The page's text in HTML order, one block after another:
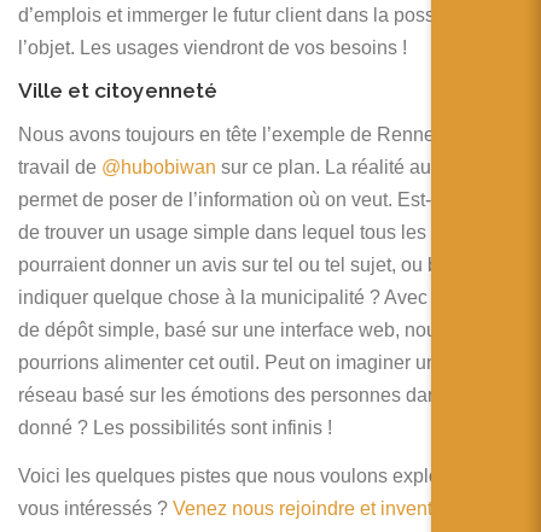
d’emplois et immerger le futur client dans la possession de
l’objet. Les usages viendront de vos besoins !
Ville et citoyenneté
Nous avons toujours en tête l’exemple de Rennes et le
travail de @hubobiwan sur ce plan. La réalité augmentée
permet de poser de l’information où on veut. Est-il possible
de trouver un usage simple dans lequel tous les citoyens
pourraient donner un avis sur tel ou tel sujet, ou bien
indiquer quelque chose à la municipalité ? Avec un moyen
de dépôt simple, basé sur une interface web, nous
pourrions alimenter cet outil. Peut on imaginer une sorte de
réseau basé sur les émotions des personnes dans un lien
donné ? Les possibilités sont infinis !
Voici les quelques pistes que nous voulons explorer. Êtes
vous intéressés ? Venez nous rejoindre et inventer les